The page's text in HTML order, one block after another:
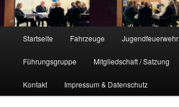
Startseite Fahrzeuge Jugendfeuerwehr
Führungsgruppe Mitgliedschaft / Satzung
Kontakt Impressum & Datenschutz